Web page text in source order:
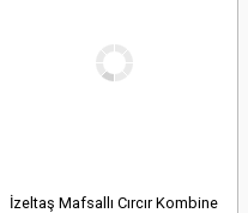
İzeltaş Mafsallı Cırcır Kombine